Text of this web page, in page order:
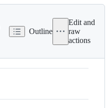
Outline
Edit and
raw
actions